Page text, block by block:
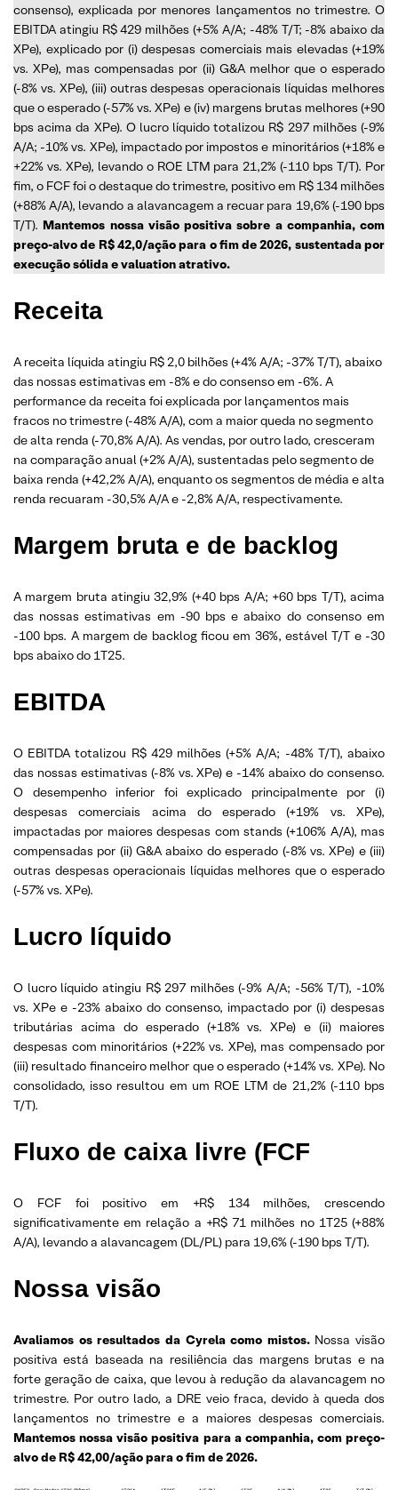
consenso), explicada por menores lançamentos no trimestre. O
EBITDA atingiu R$ 429 milhões (+5% A/A; -48% T/T; -8% abaixo da
XPe), explicado por (i) despesas comerciais mais elevadas (+19%
vs. XPe), mas compensadas por (ii) G&A melhor que o esperado
(-8% vs. XPe), (iii) outras despesas operacionais líquidas melhores
que o esperado (-57% vs. XPe) e (iv) margens brutas melhores (+90
bps acima da XPe). O lucro líquido totalizou R$ 297 milhões (-9%
A/A; -10% vs. XPe), impactado por impostos e minoritários (+18% e
+22% vs. XPe), levando o ROE LTM para 21,2% (-110 bps T/T). Por
fim, o FCF foi o destaque do trimestre, positivo em R$ 134 milhões
(+88% A/A), levando a alavancagem a recuar para 19,6% (-190 bps
T/T). Mantemos nossa visão positiva sobre a companhia, com
preço-alvo de R$ 42,0/ação para o fim de 2026, sustentada por
execução sólida e valuation atrativo.
Receita
A receita líquida atingiu R$ 2,0 bilhões (+4% A/A; -37% T/T), abaixo
das nossas estimativas em -8% e do consenso em -6%. A
performance da receita foi explicada por lançamentos mais
fracos no trimestre (-48% A/A), com a maior queda no segmento
de alta renda (-70,8% A/A). As vendas, por outro lado, cresceram
na comparação anual (+2% A/A), sustentadas pelo segmento de
baixa renda (+42,2% A/A), enquanto os segmentos de média e alta
renda recuaram -30,5% A/A e -2,8% A/A, respectivamente.
Margem bruta e de backlog
A margem bruta atingiu 32,9% (+40 bps A/A; +60 bps T/T), acima
das nossas estimativas em -90 bps e abaixo do consenso em
-100 bps. A margem de backlog ficou em 36%, estável T/T e -30
bps abaixo do 1T25.
EBITDA
O EBITDA totalizou R$ 429 milhões (+5% A/A; -48% T/T), abaixo
das nossas estimativas (-8% vs. XPe) e -14% abaixo do consenso.
O desempenho inferior foi explicado principalmente por (i)
despesas comerciais acima do esperado (+19% vs. XPe),
impactadas por maiores despesas com stands (+106% A/A), mas
compensadas por (ii) G&A abaixo do esperado (-8% vs. XPe) e (iii)
outras despesas operacionais líquidas melhores que o esperado
(-57% vs. XPe).
Lucro líquido
O lucro líquido atingiu R$ 297 milhões (-9% A/A; -56% T/T), -10%
vs. XPe e -23% abaixo do consenso, impactado por (i) despesas
tributárias acima do esperado (+18% vs. XPe) e (ii) maiores
despesas com minoritários (+22% vs. XPe), mas compensado por
(iii) resultado financeiro melhor que o esperado (+14% vs. XPe). No
consolidado, isso resultou em um ROE LTM de 21,2% (-110 bps
T/T).
Fluxo de caixa livre (FCF
O FCF foi positivo em +R$ 134 milhões, crescendo
significativamente em relação a +R$ 71 milhões no 1T25 (+88%
A/A), levando a alavancagem (DL/PL) para 19,6% (-190 bps T/T).
Nossa visão
Avaliamos os resultados da Cyrela como mistos.Nossa visão
positiva está baseada na resiliência das margens brutas e na
forte geração de caixa, que levou à redução da alavancagem no
trimestre. Por outro lado, a DRE veio fraca, devido à queda dos
lançamentos no trimestre e a maiores despesas comerciais.
Mantemos nossa visão positiva para a companhia, com preço-
alvo de R$ 42,00/ação para o fim de 2026.